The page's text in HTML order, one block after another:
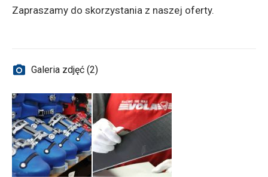
Zapraszamy do skorzystania z naszej oferty.
Galeria zdjęć (2)